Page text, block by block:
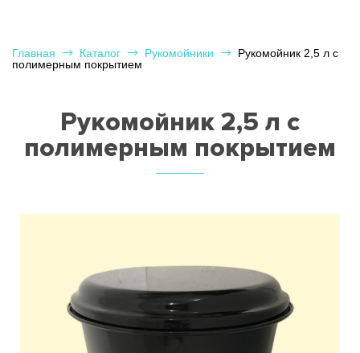
Главная Каталог Рукомойники
Рукомойник 2,5 л с
полимерным покрытием
Рукомойник 2,5 л с
полимерным покрытием